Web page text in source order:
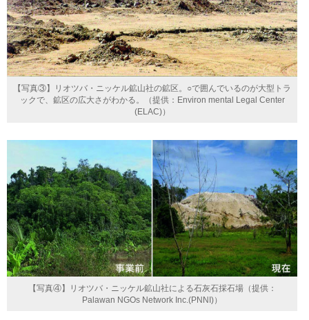
【写真③】リオツバ・ニッケル鉱山社の鉱区。○で囲んでいるのが大型トラ
ックで、鉱区の広大さがわかる。（提供：Environ mental Legal Center
(ELAC)）
【写真④】リオツバ・ニッケル鉱山社による石灰石採石場（提供：
Palawan NGOs Network Inc.(PNNI)）